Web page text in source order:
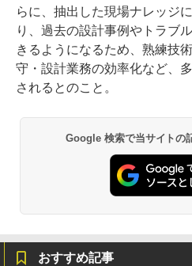
らに、抽出した現場ナレッジ
り、過去の設計事例やトラブ
きるようになるため、熟練技
守・設計業務の効率化など、
されるとのこと。
Google 検索で当サイトの
おすすめ記事